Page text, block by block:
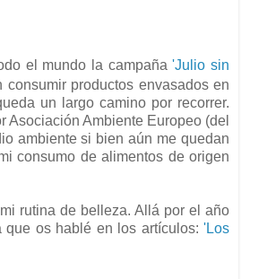
el mundo la campaña'Julio sin
productos envasados en
un largo camino por recorrer.
Asociación Ambiente Europeo (del
ambiente si bien aún me quedan
consumo de alimentos de origen
rutina de belleza. Allá por el año
que os hablé en los artículos:'Los